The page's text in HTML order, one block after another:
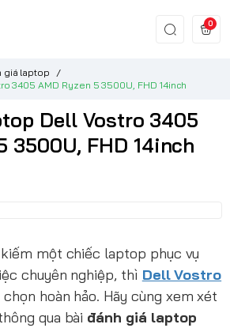
0
giá laptop
/
3405 AMD Ryzen 5 3500U, FHD 14inch
Dell Vostro 3405
3500U, FHD 14inch
một chiếc laptop phục vụ
chuyên nghiệp, thì Dell Vostro
hoàn hảo. Hãy cùng xem xét
qua bài đánh giá laptop